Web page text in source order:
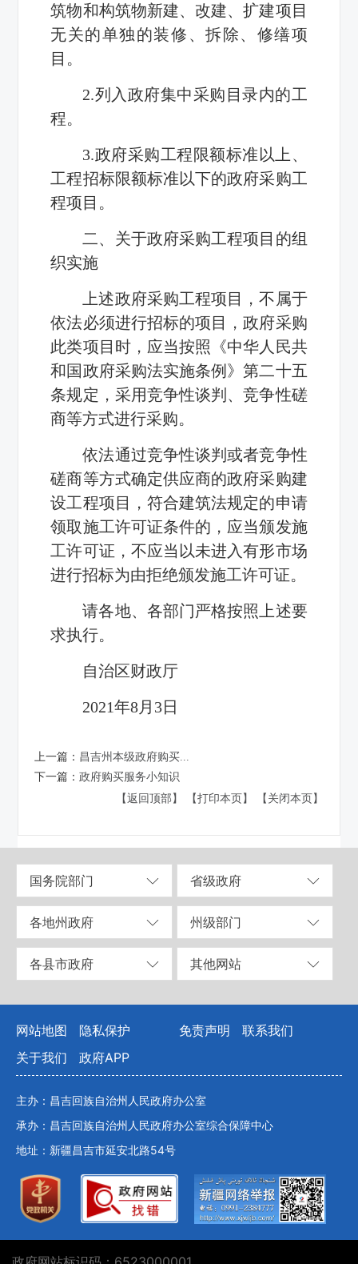
筑物和构筑物新建、改建、扩建项目
无关的单独的装修、拆除、修缮项
目。
2.列入政府集中采购目录内的工
程。
3.政府采购工程限额标准以上、
工程招标限额标准以下的政府采购工
程项目。
二、关于政府采购工程项目的组
织实施
上述政府采购工程项目，不属于
依法必须进行招标的项目，政府采购
此类项目时，应当按照《中华人民共
和国政府采购法实施条例》第二十五
条规定，采用竞争性谈判、竞争性磋
商等方式进行采购。
依法通过竞争性谈判或者竞争性
磋商等方式确定供应商的政府采购建
设工程项目，符合建筑法规定的申请
领取施工许可证条件的，应当颁发施
工许可证，不应当以未进入有形市场
进行招标为由拒绝颁发施工许可证。
请各地、各部门严格按照上述要
求执行。
自治区财政厅
2021年8月3日
上一篇： 昌吉州本级政府购买...
下一篇：政府购买服务小知识
【返回顶部】
【打印本页】 【关闭本页】
国务院部门 省级政府
各地州政府 州级部门
各县市政府 其他网站
网站地图 隐私保护 免责声明
联系我们
关于我们
政府APP
主办：昌吉回族自治州人民政府办公室
承办：昌吉回族自治州人民政府办公室综合保障中心
地址：新疆昌吉市延安北路54号